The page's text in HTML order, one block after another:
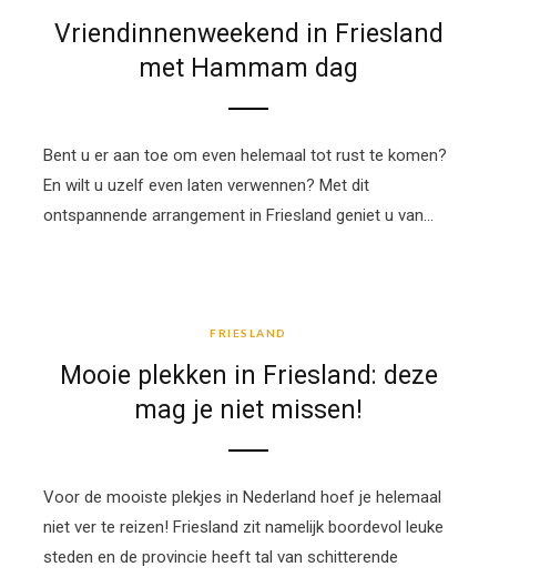
Vriendinnenweekend in Friesland
met Hammam dag
Bent u er aan toe om even helemaal tot rust te komen?
En wilt u uzelf even laten verwennen? Met dit
ontspannende arrangement in Friesland geniet u van…
FRIESLAND
Mooie plekken in Friesland: deze
mag je niet missen!
Voor de mooiste plekjes in Nederland hoef je helemaal
niet ver te reizen! Friesland zit namelijk boordevol leuke
steden en de provincie heeft tal van schitterende